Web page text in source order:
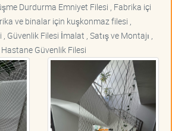
Durdurma Emniyet Filesi , Fabrika içi
ve binalar için kuşkonmaz filesi ,
Güvenlik Filesi İmalat , Satış ve Montajı ,
Güvenlik Filesi